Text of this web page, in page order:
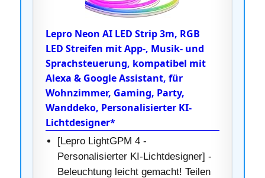
Lepro Neon AI LED Strip 3m, RGB
LED Streifen mit App-, Musik- und
Sprachsteuerung, kompatibel mit
Alexa & Google Assistant, für
Wohnzimmer, Gaming, Party,
Wanddeko, Personalisierter KI-
Lichtdesigner*
[Lepro LightGPM 4 -
Personalisierter KI-Lichtdesigner] -
Beleuchtung leicht gemacht! Teilen